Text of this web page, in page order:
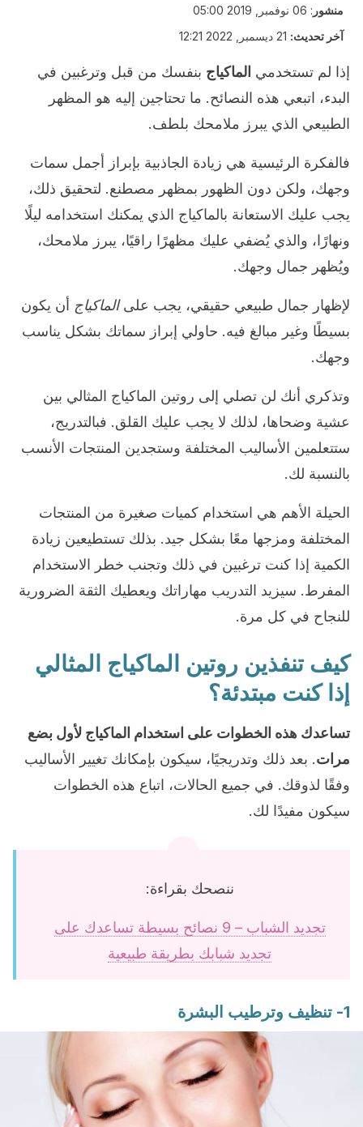
منشور : 06 نوفمبر, 2019 05:00
آخر تحديث: 21 ديسمبر, 2022 12:21
إذا لم تستخدمي الماكياج بنفسك من قبل وترغبين في
البدء، اتبعي هذه النصائح. ما تحتاجين إليه هو المظهر
الطبيعي الذي يبرز ملامحك بلطف.
فالفكرة الرئيسية هي زيادة الجاذبية بإبراز أجمل سمات
وجهك، ولكن دون الظهور بمظهر مصطنع. لتحقيق ذلك،
يجب عليك الاستعانة بالماكياج الذي يمكنك استخدامه ليلًا
ونهارًا، والذي يُضفي عليك مظهرًا راقيًا، يبرز ملامحك،
ويُظهر جمال وجهك.
لإظهار جمال طبيعي حقيقي، يجب علىالماكياج أن يكون
بسيطًا وغير مبالغ فيه. حاولي إبراز سماتك بشكل يناسب
وجهك.
وتذكري أنك لن تصلي إلى روتين الماكياج المثالي بين
عشية وضحاها، لذلك لا يجب عليك القلق. فبالتدريج،
ستتعلمين الأساليب المختلفة وستجدين المنتجات الأنسب
بالنسبة لك.
الحيلة الأهم هي استخدام كميات صغيرة من المنتجات
المختلفة ومزجها معًا بشكل جيد. بذلك تستطيعين زيادة
الكمية إذا كنت ترغبين في ذلك وتجنب خطر الاستخدام
المفرط. سيزيد التدريب مهاراتك ويعطيك الثقة الضرورية
للنجاح في كل مرة.
كيف تنفذين روتين الماكياج المثالي
إذا كنت مبتدئة؟
تساعدك هذه الخطوات على استخدام الماكياج لأول بضع
مرات. بعد ذلك وتدريجيًا، سيكون بإمكانك تغيير الأساليب
وفقًا لذوقك. في جميع الحالات، اتباع هذه الخطوات
سيكون مفيدًا لك.
ننصحك بقراءة:
تجديد الشباب – 9 نصائح بسيطة تساعدك على
تجديد شبابك بطريقة طبيعية
1- تنظيف وترطيب البشرة